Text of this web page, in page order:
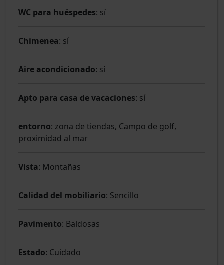
WC para huéspedes: sí
Chimenea: sí
Aire acondicionado: sí
Apto para casa de vacaciones: sí
entorno: zona de tiendas, Campo de golf,
proximidad al mar
Vista: Montañas
Calidad del mobiliario: Sencillo
Pavimento: Baldosas
Estado: Cuidado